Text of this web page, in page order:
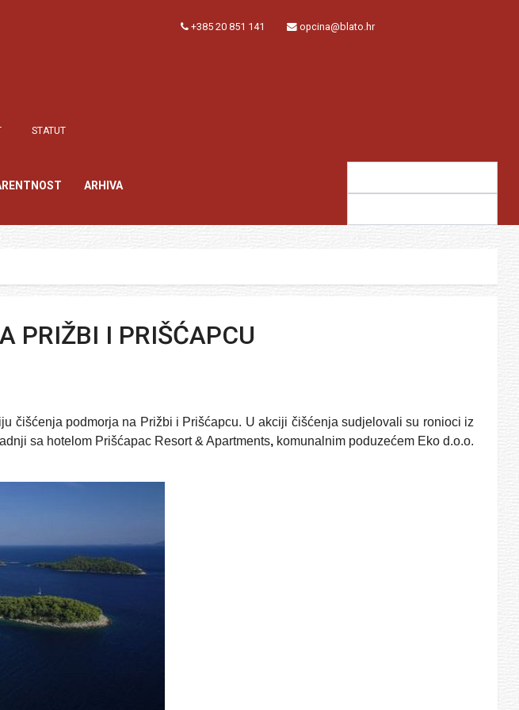
STATUT
+385 20 851 141 opcina@blato.hr
ARHIVA
PRIŽBI I PRIŠĆAPCU
čišćenja podmorja na Prižbi i Prišćapcu. U akciji čišćenja sudjelovali su ronioci iz
sa hotelom Prišćapac Resort & Apartments, komunalnim poduzećem Eko d.o.o.